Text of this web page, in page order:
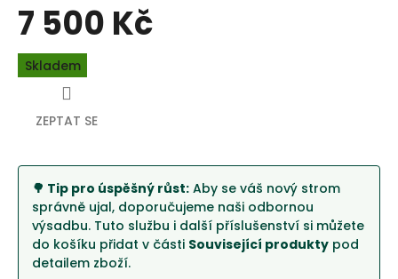
7 500 Kč
Měrná
cena:
Skladem
🌳 Tip pro úspěšný růst: Aby se váš nový strom
správně ujal, doporučujeme naši odbornou
výsadbu. Tuto službu i další příslušenství si můžete
do košíku přidat v části Související produkty pod
detailem zboží.
ZEPTAT SE